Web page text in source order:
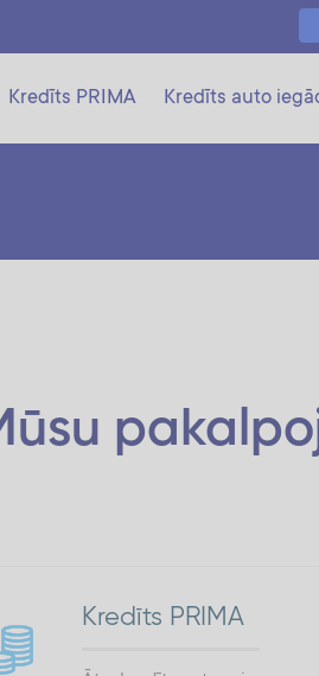
Kredīts PRIMA Kredīts auto
Kredīts PRIMA